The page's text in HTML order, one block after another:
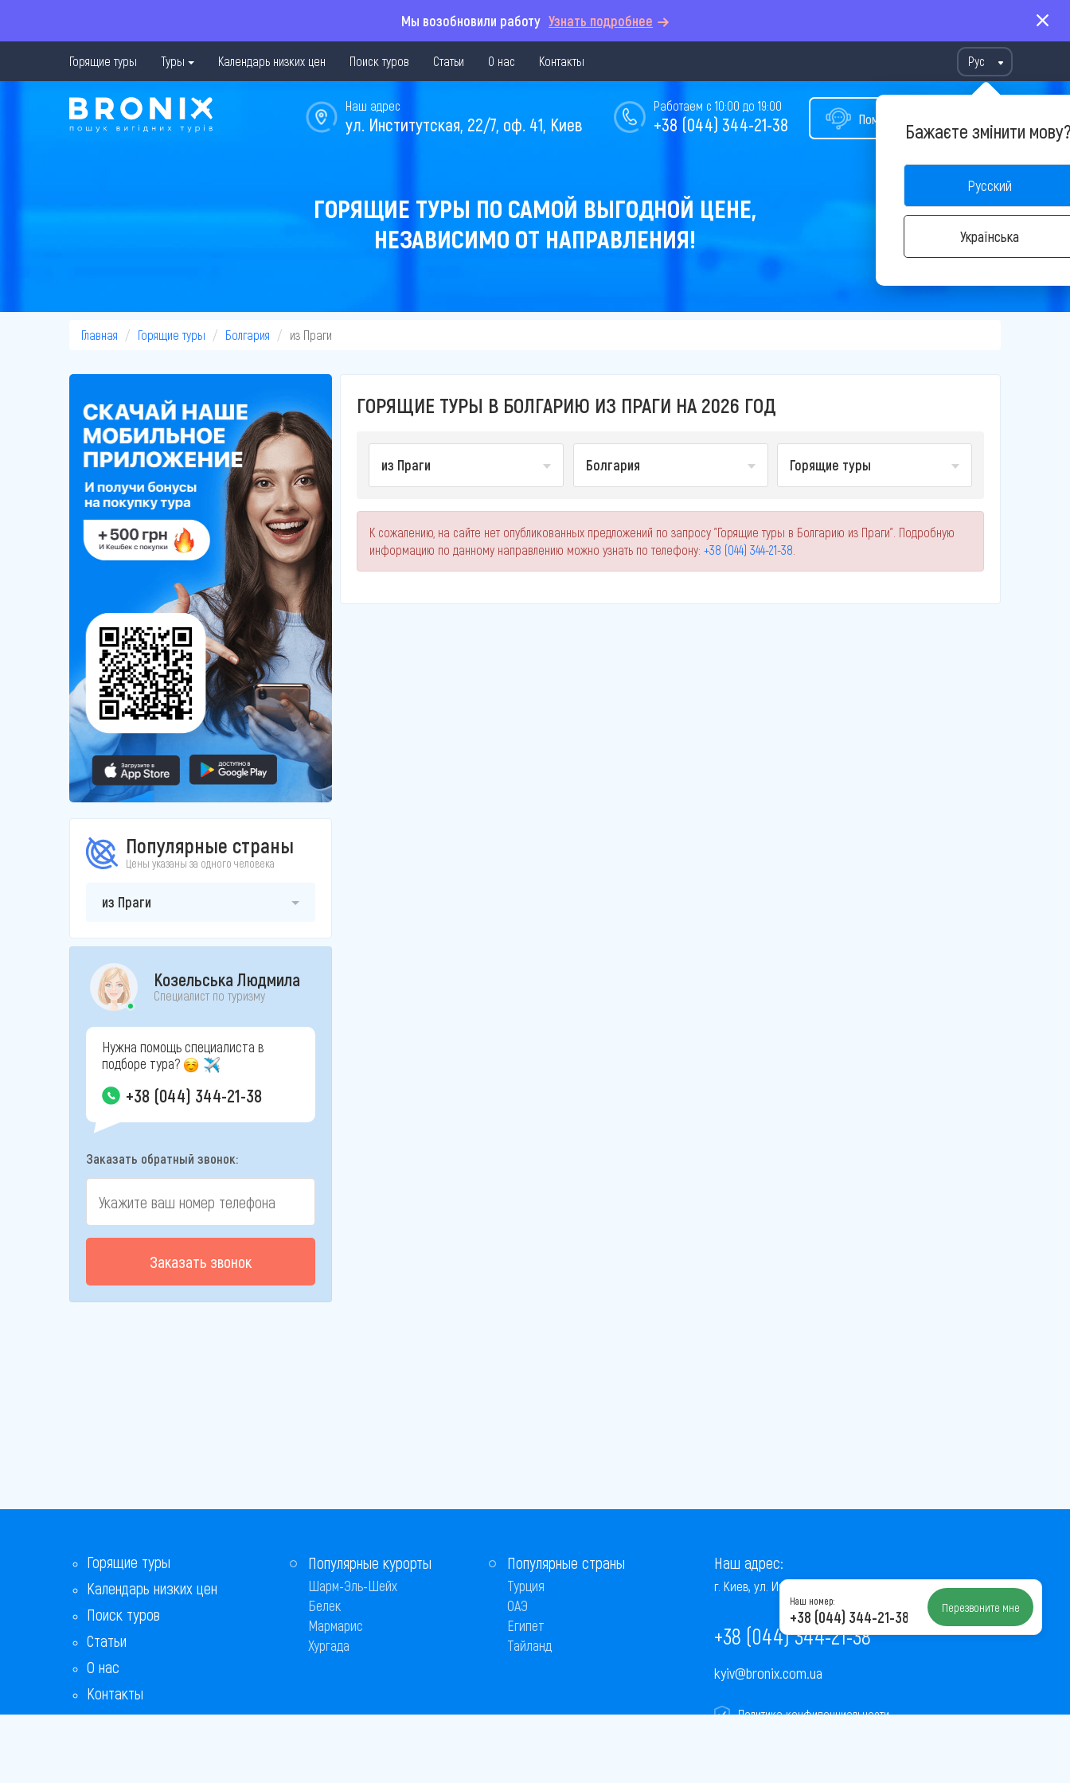
Мы возобновили работу Узнать подробнее
Горящие туры Туры Календарь низких цен Поиск туров Статьи О нас Контакты Рус
Бажаєте змінити
Русский
Українська
Помощь в подборе тура
Работаем с 10:00 до 19:00
+38 (044) 344-21-38
Наш адрес
ул. Институтская, 22/7, оф. 41, Киев
ГОРЯЩИЕ ТУРЫ ПО САМОЙ ВЫГОДНОЙ ЦЕНЕ,
НЕЗАВИСИМО ОТ НАПРАВЛЕНИЯ!
Главная Горящие туры Болгария из Праги
Популярные страны
Цены указаны за одного человека
из Праги
Козельська Людмила
Специалист по туризму
Нужна помощь специалиста в
подборе тура?
+38 (044) 344-21-38
Заказать обратный звонок:
Заказать звонок
ГОРЯЩИЕ ТУРЫ В БОЛГАРИЮ ИЗ ПРАГИ НА 2026 ГОД
из Праги Болгария Горящие туры
К сожалению, на сайте нет опубликованных предложений по запросу "Горящие туры в Болгарию из Праги". Подробную
информацию по данному направлению можно узнать по телефону: +38 (044) 344-21-38
Горящие туры
Календарь низких цен
Поиск туров
Статьи
О нас
Контакты
Бонусная программа
Популярные курорты
Шарм-Эль-Шейх
Белек
Мармарис
Хургада
Популярные страны
Турция
ОАЭ
Египет
Тайланд
Наш адрес:
г. Киев, ул. Институтская, 22/7, оф. 41
+38 (044) 344-21-38
kyiv@bronix.com.ua
Политика конфиденциальности
Наш номер:
+38 (044) 344-21-38 Перезвоните мне